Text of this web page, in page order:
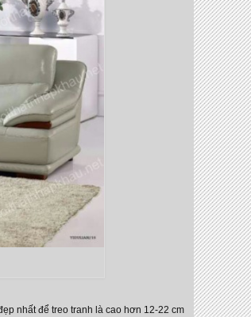
nhất để treo tranh là cao hơn 12-22 cm